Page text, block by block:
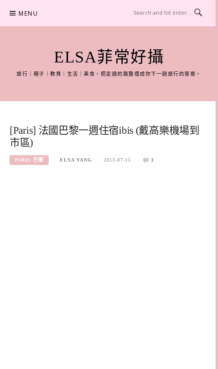
content
MENU
ELSA菲常好攝
旅行｜親子｜教育｜生活｜美食，把走過的路整理成你下一趟旅行的答案。
[Paris] 法國巴黎一週住宿ibis (戴高樂機場到
市區)
PARIS 巴黎 ELSA YANG 2013-07-15 3